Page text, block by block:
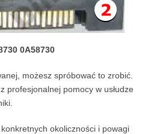
0A58730
możesz spróbować to zrobić.
profesjonalnej pomocy w usłudze
okoliczności i powagi